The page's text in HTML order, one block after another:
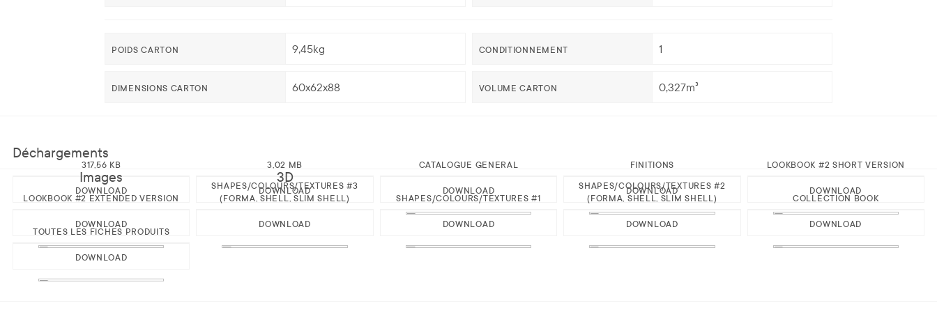
POIDS CARTON 9,45kg CONDITIONNEMENT 1
DIMENSIONS CARTON 60x62x88 VOLUME CARTON 0,327m³
Déchargements
Images
317,56 KB
DOWNLOAD
3D
3,02 MB
DOWNLOAD
CATALOGUE GENERAL
DOWNLOAD
FINITIONS
DOWNLOAD
LOOKBOOK #2 SHORT VERSION
DOWNLOAD
LOOKBOOK #2 EXTENDED VERSION
DOWNLOAD
SHAPES/COLOURS/TEXTURES #3
(FORMA, SHELL, SLIM SHELL)
DOWNLOAD
SHAPES/COLOURS/TEXTURES #1
DOWNLOAD
SHAPES/COLOURS/TEXTURES #2
(FORMA, SHELL, SLIM SHELL)
DOWNLOAD
COLLECTION BOOK
DOWNLOAD
TOUTES LES FICHES PRODUITS
DOWNLOAD